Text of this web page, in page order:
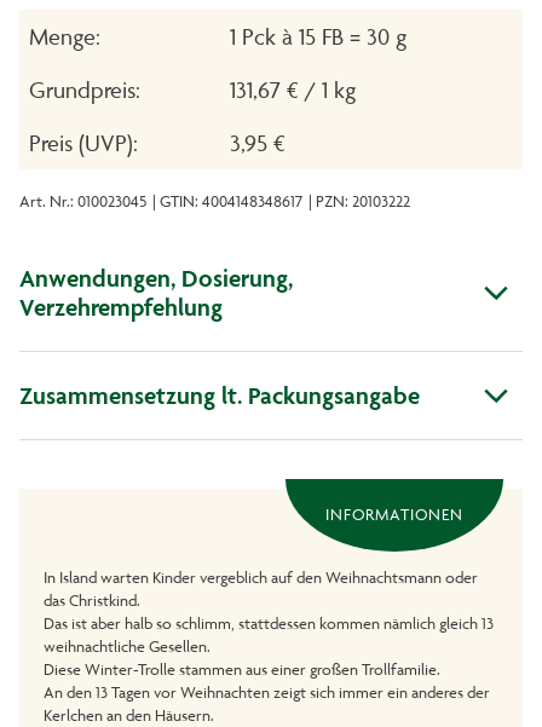
Menge:
1 Pck à 15 FB = 30 g
Grundpreis:
131,67 € / 1 kg
Preis (UVP):
3,95 €
Art. Nr.: 010023045 | GTIN: 4004148348617 | PZN: 20103222
Anwendungen, Dosierung,
Verzehrempfehlung
Zusammensetzung lt. Packungsangabe
INFORMATIONEN
In Island warten Kinder vergeblich auf den Weihnachtsmann oder
das Christkind.
Das ist aber halb so schlimm, stattdessen kommen nämlich gleich 13
weihnachtliche Gesellen.
Diese Winter-Trolle stammen aus einer großen Trollfamilie.
An den 13 Tagen vor Weihnachten zeigt sich immer ein anderes der
Kerlchen an den Häusern.